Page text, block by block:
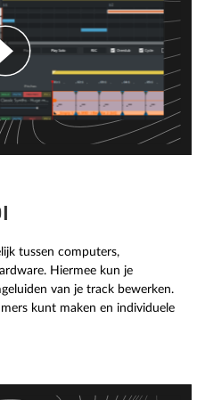
tussen computers,
Hiermee kun je
van je track bewerken.
kunt maken en individuele